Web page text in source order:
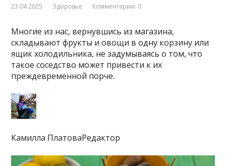
23.04.2025 Здоровье Комментарии: 0
Многие из нас, вернувшись из магазина,
складывают фрукты и овощи в одну корзину или
ящик холодильника, не задумываясь о том, что
такое соседство может привести к их
преждевременной порче.
Камилла ПлатоваРедактор